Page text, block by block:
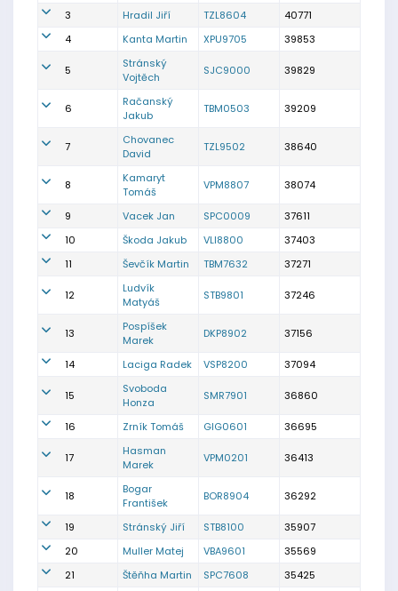
3
Hradil Jiří TZL8604
40771
4
Kanta Martin XPU9705 39853
5
Stránský
Vojtěch
SJC9000 39829
6
Račanský
Jakub
TBM0503 39209
7
Chovanec
David
TZL9502 38640
8
Kamaryt
Tomáš
VPM8807 38074
9 Vacek Jan SPC0009
37611
10
Škoda Jakub VLI8800
37403
11
Ševčík Martin TBM7632 37271
12
Ludvík
Matyáš
STB9801 37246
13
Pospíšek
Marek
DKP8902 37156
14 Laciga Radek VSP8200 37094
15
Svoboda
Honza
SMR7901 36860
16 Zrník Tomáš GIG0601 36695
17
Hasman
Marek
VPM0201 36413
18
Bogar
František
BOR8904 36292
19 Stránský Jiří STB8100
35907
20
Muller Matej VBA9601
35569
21
Štěňha Martin SPC7608 35425